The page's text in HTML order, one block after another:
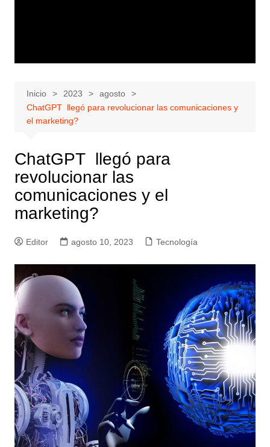
Inicio 2023
agosto
ChatGPT llegó para revolucionar las comunicaciones y
el marketing?
ChatGPT llegó para
revolucionar las
comunicaciones y el
marketing?
Editor agosto 10, 2023 Tecnología